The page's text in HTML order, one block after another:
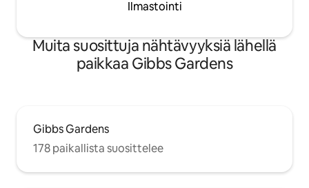
Ilmastointi
Muita suosittuja nähtävyyksiä lähellä
paikkaa Gibbs Gardens
Gibbs Gardens
178 paikallista suosittelee